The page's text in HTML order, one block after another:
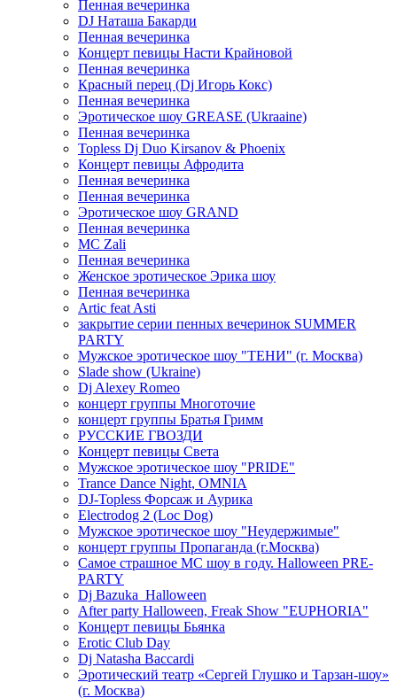
Пенная вечеринка
DJ Наташа Бакарди
Пенная вечеринка
Концерт певицы Насти Крайновой
Пенная вечеринка
Красный перец (Dj Игорь Кокс)
Пенная вечеринка
Эротическое шоу GREASE (Ukraaine)
Пенная вечеринка
Topless Dj Duo Kirsanov & Phoenix
Концерт певицы Афродита
Пенная вечеринка
Пенная вечеринка
Эротическое шоу GRAND
Пенная вечеринка
MC Zali
Пенная вечеринка
Женское эротическое Эрика шоу
Пенная вечеринка
Artic feat Asti
закрытие серии пенных вечеринок SUMMER
PARTY
Мужское эротическое шоу "ТЕНИ" (г. Москва)
Slade show (Ukraine)
Dj Alexey Romeo
концерт группы Многоточие
концерт группы Братья Гримм
РУССКИЕ ГВОЗДИ
Концерт певицы Света
Мужское эротическое шоу "PRIDE"
Trance Dance Night, OMNIA
DJ-Topless Форсаж и Аурика
Electrodog 2 (Loc Dog)
Мужское эротическое шоу "Неудержимые"
концерт группы Пропаганда (г.Москва)
Самое страшное МС шоу в году. Halloween PRE-
PARTY
Dj Bazuka_Halloween
After party Halloween, Freak Show "EUPHORIA"
Концерт певицы Бьянка
Erotic Club Day
Dj Natasha Baccardi
Эротический театр «Сергей Глушко и Тарзан-шоу»
(г. Москва)